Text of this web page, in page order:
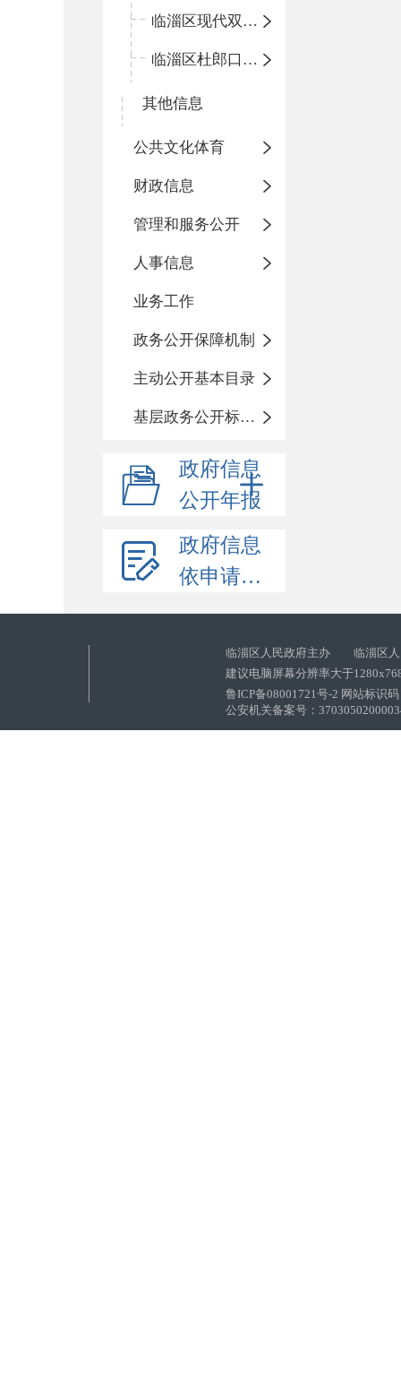
临淄区现代双语学校
临淄区杜郎口小学
其他信息
公共文化体育
财政信息
管理和服务公开
人事信息
业务工作
政务公开保障机制
主动公开基本目录
基层政务公开标准化目录
政府信息
公开年报
政府信息
依申请公开
临淄区人民政府主办 临淄区人
建议电脑屏幕分辨率大于
鲁ICP备08001721号-2 网站标识
公安机关备案号：